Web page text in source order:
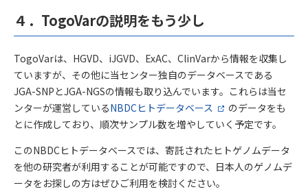
４．TogoVarの説明をもう少し
TogoVarは、HGVD、iJGVD、ExAC、ClinVarから情報を収集し
ていますが、その他に当センター独自のデータベースである
JGA-SNPとJGA-NGSの情報も取り込んでいます。これらは当セ
ンターが運営しているNBDCヒトデータベース
のデータをも
とに作成しており、順次サンプル数を増やしていく予定です。
このNBDCヒトデータベースでは、寄託されたヒトゲノムデータ
を他の研究者が利用することが可能ですので、日本人のゲノムデ
ータをお探しの方はぜひご利用を検討ください。